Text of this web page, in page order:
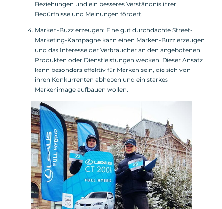
Beziehungen und ein besseres Verständnis ihrer
Bedürfnisse und Meinungen fördert.
Marken-Buzz erzeugen: Eine gut durchdachte Street-
Marketing-Kampagne kann einen Marken-Buzz erzeugen
und das Interesse der Verbraucher an den angebotenen
Produkten oder Dienstleistungen wecken. Dieser Ansatz
kann besonders effektiv für Marken sein, die sich von
ihren Konkurrenten abheben und ein starkes
Markenimage aufbauen wollen.